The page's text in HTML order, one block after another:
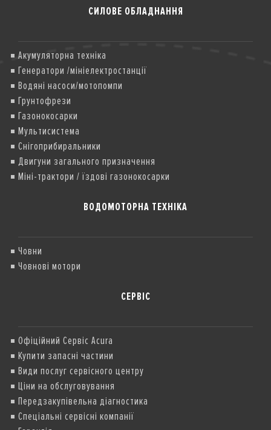
СИЛОВЕ ОБЛАДНАННЯ
Акумуляторна техніка
Генератори /мініелектростанції
Водяні насоси/мотопомпи
Грунтофрези
Газонокосарки
Мультисистема
Снігоприбиральники
Двигуни загального призначення
Міні-трактори / їздові газонокосарки
ВОДОМОТОРНА ТЕХНІКА
Човни
Човнові мотори
СЕРВІС
Офіційний Сервіс Acura
Купити запасні частини
Види послуг сервісного центру
Ціни на обслуговування
Передзакупівельна діагностика
Спеціальні сервісні компанії